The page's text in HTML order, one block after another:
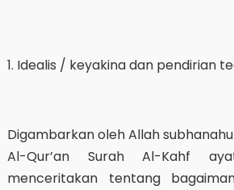
1. Idealis / keyakina dan pendirian
Digambarkan oleh Allah
Al-Qur’an Surah Al-Kahf
menceritakan tentang